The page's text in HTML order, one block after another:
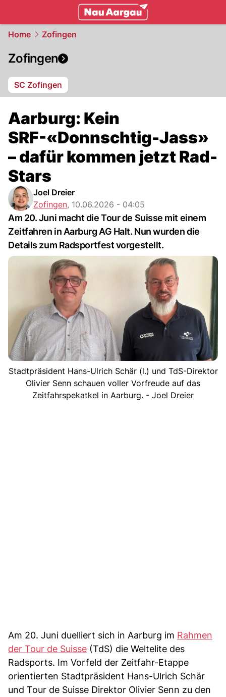
mittelland.
Home Zofingen
Zofingen
SC Zofingen
Aarburg: Kein
SRF-«Donnschtig-Jass»
– dafür kommen jetzt Rad-
Stars
Joel Dreier
Zofingen, 10.06.2026 - 04:05
Am 20. Juni macht die Tour de Suisse mit einem
Zeitfahren in Aarburg AG Halt. Nun wurden die
Details zum Radsportfest vorgestellt.
Stadtpräsident Hans-Ulrich Schär (l.) und TdS-Direktor
Olivier Senn schauen voller Vorfreude auf das
Zeitfahrspekatkel in Aarburg. - Joel Dreier
Am 20. Juni duelliert sich in Aarburg im Rahmen
der Tour de Suisse (TdS) die Weltelite des
Radsports. Im Vorfeld der Zeitfahr-Etappe
orientierten Stadtpräsident Hans-Ulrich Schär
und Tour de Suisse Direktor Olivier Senn zu den